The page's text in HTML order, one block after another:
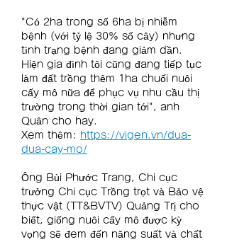
"Có 2ha trong số 6ha bị nhiễm
bệnh (với tỷ lệ 30% số cây) nhưng
tình trạng bệnh đang giảm dần.
Hiện gia đình tôi cũng đang tiếp tục
làm đất trồng thêm 1ha chuối nuôi
cấy mô nữa để phục vụ nhu cầu thị
trường trong thời gian tới", anh
Quân cho hay.
Xem thêm:
https://vigen.vn/dua-
dua-cay-mo/
Ông Bùi Phước Trang, Chi cục
trưởng Chi cục Trồng trọt và Bảo vệ
thực vật (TT&BVTV) Quảng Trị cho
biết, giống nuôi cấy mô được kỳ
vọng sẽ đem đến năng suất và chất